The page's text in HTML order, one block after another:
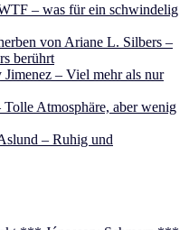
– was für ein schwindelig
von Ariane L. Silbers –
berührt
– Viel mehr als nur
Atmosphäre, aber wenig
– Ruhig und